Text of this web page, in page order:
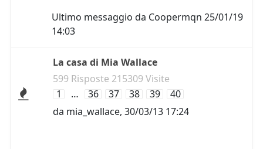
Ultimo messaggio da Coopermqn 25/01/19
14:03
La casa di Mia Wallace
599 Risposte 215309 Visite
1
… 36 37 38 39
40
da mia_wallace, 30/03/13 17:24